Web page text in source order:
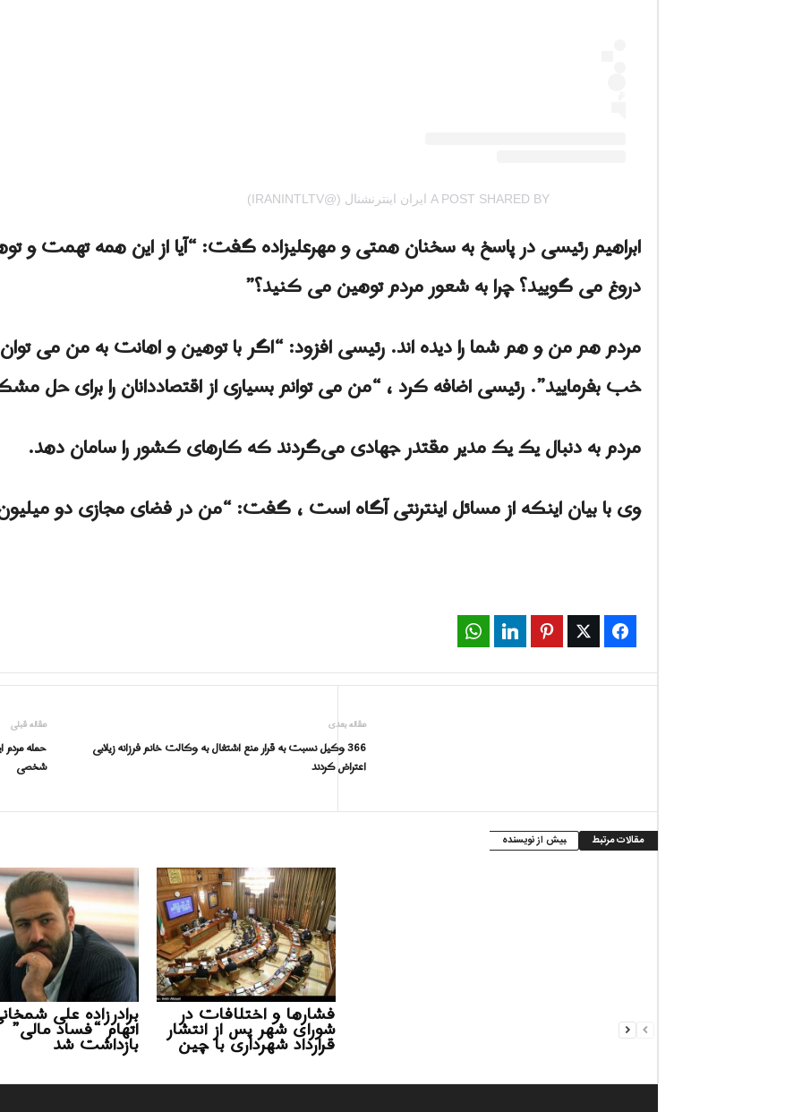
A POST SHARED BY ایران اینترنشنال (@IRANINTLTV)
ابراهیم رئیسی در پاسخ به سخنان همتی و مهرعلیزاده گفت: “آیا از این همه تهمت و
دروغ می گویید؟ چرا به شعور مردم توهین می کنید؟”
مردم هم من و هم شما را دیده اند. رئیسی افزود: “اگر با توهین و اهانت به من می
خب بفرمایید”. رئیسی اضافه کرد ، “من می توانم بسیاری از اقتصاددانان را برای حل
مردم به دنبال یک یک مدیر مقتدر جهادی می‌گردند که کارهای کشور را سامان دهد.
وی با بیان اینکه از مسائل اینترنتی آگاه است ، گفت: “من در فضای مجازی دو
Facebook
Twitter
Pinterest
LinkedIn
مقاله قبلی
حمله مردم
شخصی
مقاله بعدی
366 وکیل نسبت به قرار منع اشتغال به وکالت خانم فرزانه زیلابی
اعتراض کردند
مقالات مرتبط بیش از نویسنده
برادرزاده علی
اتهام “فساد مالی”
بازداشت شد
فشارها و اختلافات در
شورای شهر پس از انتشار
قرارداد شهرداری با چین